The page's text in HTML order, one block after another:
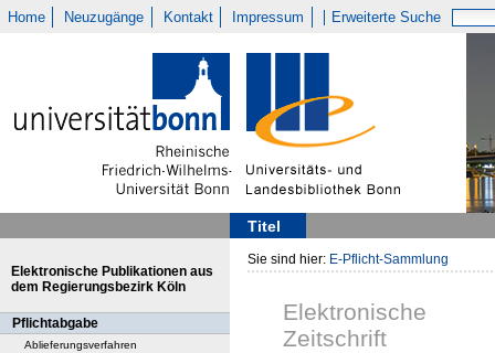
Home Neuzugänge Kontakt Impressum Erweiterte Suche
Titel
Elektronische Publikationen aus
dem Regierungsbezirk Köln
Pflichtabgabe
Ablieferungsverfahren
Sie sind hier: E-Pflicht-Sammlung
Elektronische
Zeitschrift